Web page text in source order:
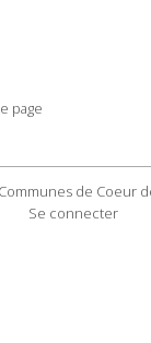
page
de Coeur
Se connecter